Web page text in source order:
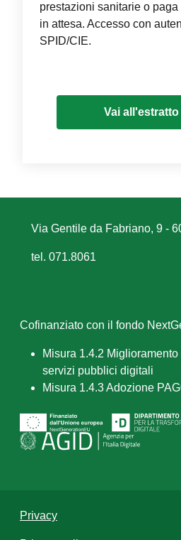
prestazioni sanitarie o
in attesa. Accesso con
SPID/CIE.
Vai
Via Gentile da Fabriano, 9 -
tel. 071.8061
Cofinanziato con il fondo
Misura 1.4.2
servizi pubblici digitali
Misura 1.4.3 Adozione
Privacy